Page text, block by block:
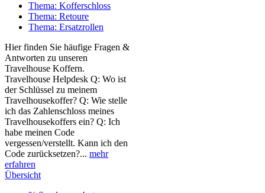
Thema: Kofferschloss
Thema: Retoure
Thema: Ersatzrollen
Hier finden Sie häufige Fragen &
Antworten zu unseren
Travelhouse Koffern.
Travelhouse Helpdesk Q: Wo ist
der Schlüssel zu meinem
Travelhousekoffer? Q: Wie stelle
ich das Zahlenschloss meines
Travelhousekoffers ein? Q: Ich
habe meinen Code
vergessen/verstellt. Kann ich den
Code zurücksetzen?... mehr
erfahren
Übersicht